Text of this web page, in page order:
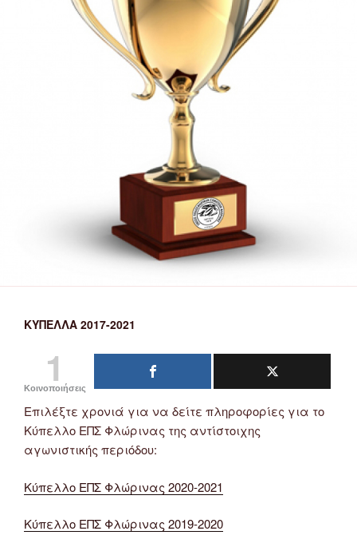
ΚΎΠΕΛΛΑ 2017-2021
1
Κοινοποιήσεις
Επιλέξτε χρονιά για να δείτε πληροφορίες για το
Κύπελλο ΕΠΣ Φλώρινας της αντίστοιχης
αγωνιστικής περιόδου:
Κύπελλο ΕΠΣ Φλώρινας 2020-2021
Κύπελλο ΕΠΣ Φλώρινας 2019-2020